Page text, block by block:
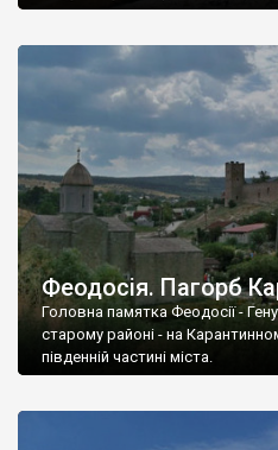
Феодосія. Пагорб
Головна памятка Феодосії -
старому районі - на
південній частині міста.